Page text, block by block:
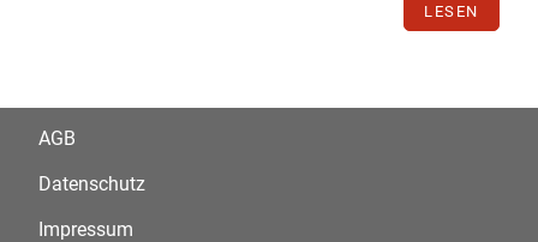
LESEN
AGB
Datenschutz
Impressum